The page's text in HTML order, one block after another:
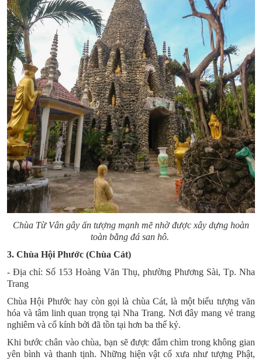
Chùa Từ Vân gây ấn tượng mạnh mẽ nhờ được xây dựng hoàn
toàn bằng đá san hô.
3. Chùa Hội Phước (Chùa Cát)
- Địa chỉ: Số 153 Hoàng Văn Thụ, phường Phương Sài, Tp. Nha
Trang
Chùa Hội Phướchay còn gọi là chùa Cát, là một biểu tượng văn
hóa và tâm linh quan trọng tại Nha Trang. Nơi đây mang vẻ trang
nghiêm và cổ kính bởi đã tồn tại hơn ba thế kỷ.
Khi bước chân vào chùa, bạn sẽ được đắm chìm trong không gian
yên bình và thanh tịnh. Những hiện vật cổ xưa như tượng Phật,